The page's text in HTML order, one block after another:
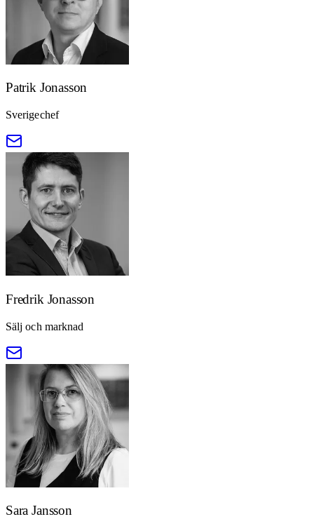
Patrik Jonasson
Sverigechef
Fredrik Jonasson
Sälj och marknad
Sara Jansson